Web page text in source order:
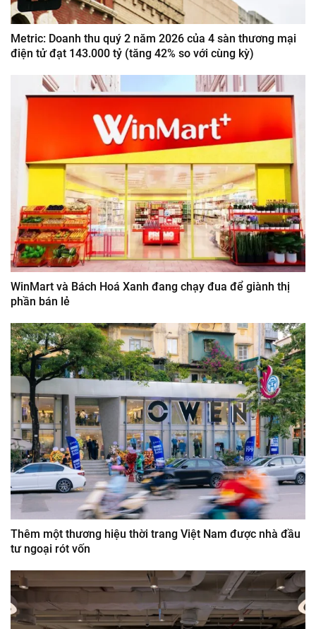
Metric: Doanh thu quý 2 năm 2026 của 4 sàn thương mại
điện tử đạt 143.000 tỷ (tăng 42% so với cùng kỳ)
WinMart và Bách Hoá Xanh đang chạy đua để giành thị
phần bán lẻ
Thêm một thương hiệu thời trang Việt Nam được nhà đầu
tư ngoại rót vốn